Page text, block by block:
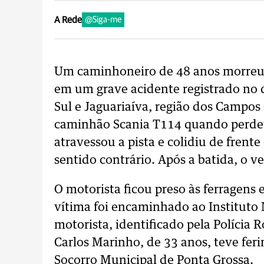
A Rede @Siga-me
Um caminhoneiro de 48 anos
em um grave acidente registrado no
Sul e Jaguariaíva, região dos
caminhão Scania T114 quando
atravessou a pista e colidiu de
sentido contrário. Após a batida, o
O motorista ficou preso às ferragens
vítima foi encaminhado ao Instituto
motorista, identificado pela Polícia
Carlos Marinho, de 33 anos, teve
Socorro Municipal de Ponta Grossa.